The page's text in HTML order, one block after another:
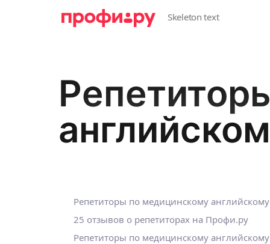
Репетиторы по медицинскому
25 отзывов о репетиторах на Профи.ру
Репетиторы по медицинскому